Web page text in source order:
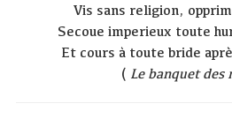
Vis sans religion,
Secoue imperieux toute
Et cours à toute bride
( Le banquet des